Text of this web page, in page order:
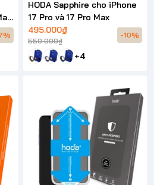
HODA Sapphire cho iPhone
17 Pro và 17 Pro Max
495.000₫
550.000₫
-10%
+4